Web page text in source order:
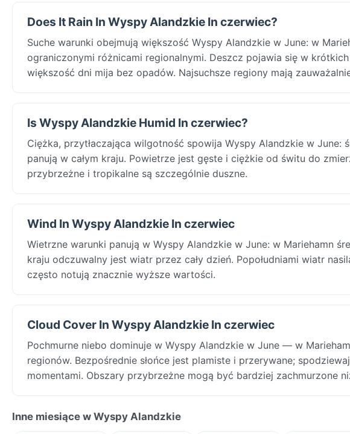
Does It Rain In Wyspy Alandzkie In czerwiec?
Suche warunki obejmują większość Wyspy Alandzkie w June: w
ograniczonymi różnicami regionalnymi. Deszcz pojawia się w krótkich
większość dni mija bez opadów. Najsuchsze regiony mają
Is Wyspy Alandzkie Humid In czerwiec?
Ciężka, przytłaczająca wilgotność spowija Wyspy Alandzkie w June:
panują w całym kraju. Powietrze jest gęste i ciężkie od świtu do
przybrzeżne i tropikalne są szczególnie duszne.
Wind In Wyspy Alandzkie In czerwiec
Wietrzne warunki panują w Wyspy Alandzkie w June: w Mariehamn
kraju odczuwalny jest wiatr przez cały dzień. Popołudniami wiatr
często notują znacznie wyższe wartości.
Cloud Cover In Wyspy Alandzkie In czerwiec
Pochmurne niebo dominuje w Wyspy Alandzkie w June — w
regionów. Bezpośrednie słońce jest plamiste i przerywane;
momentami. Obszary przybrzeżne mogą być bardziej zachmurzone
Inne miesiące w Wyspy Alandzkie